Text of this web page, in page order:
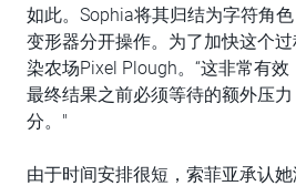
如此。Sophia将其归结为字符角
变形器分开操作。为了加快这个
染农场Pixel Plough。“这非常有
最终结果之前必须等待的额外压
分。"
由于时间安排很短，索菲亚承认